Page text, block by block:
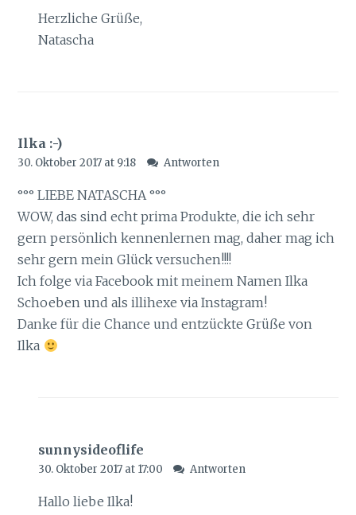
Herzliche Grüße,
Natascha
Ilka :-)
30. Oktober 2017 at 9:18 Antworten
°°° LIEBE NATASCHA °°°
WOW, das sind echt prima Produkte, die ich sehr
gern persönlich kennenlernen mag, daher mag ich
sehr gern mein Glück versuchen!!!!
Ich folge via Facebook mit meinem Namen Ilka
Schoeben und als illihexe via Instagram!
Danke für die Chance und entzückte Grüße von
Ilka
sunnysideoflife
30. Oktober 2017 at 17:00 Antworten
Hallo liebe Ilka!